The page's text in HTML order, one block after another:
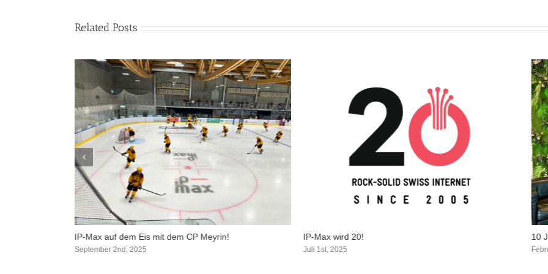
Related Posts
IP-Max auf dem Eis mit dem CP Meyrin!
September 2nd, 2025
IP-Max wird 20!
Juli 1st, 2025
10